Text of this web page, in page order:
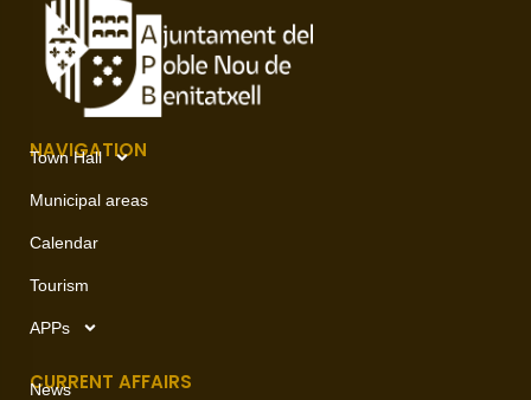
NAVIGATION
Town Hall
Municipal areas
Calendar
Tourism
APPs
CURRENT AFFAIRS
News